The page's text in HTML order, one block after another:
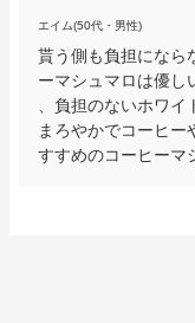
エイム(50代・男性)
貰う側も負担になら
ーマシュマロは優し
、負担のないホワ
まろやかでコーヒー
すすめのコーヒーマ